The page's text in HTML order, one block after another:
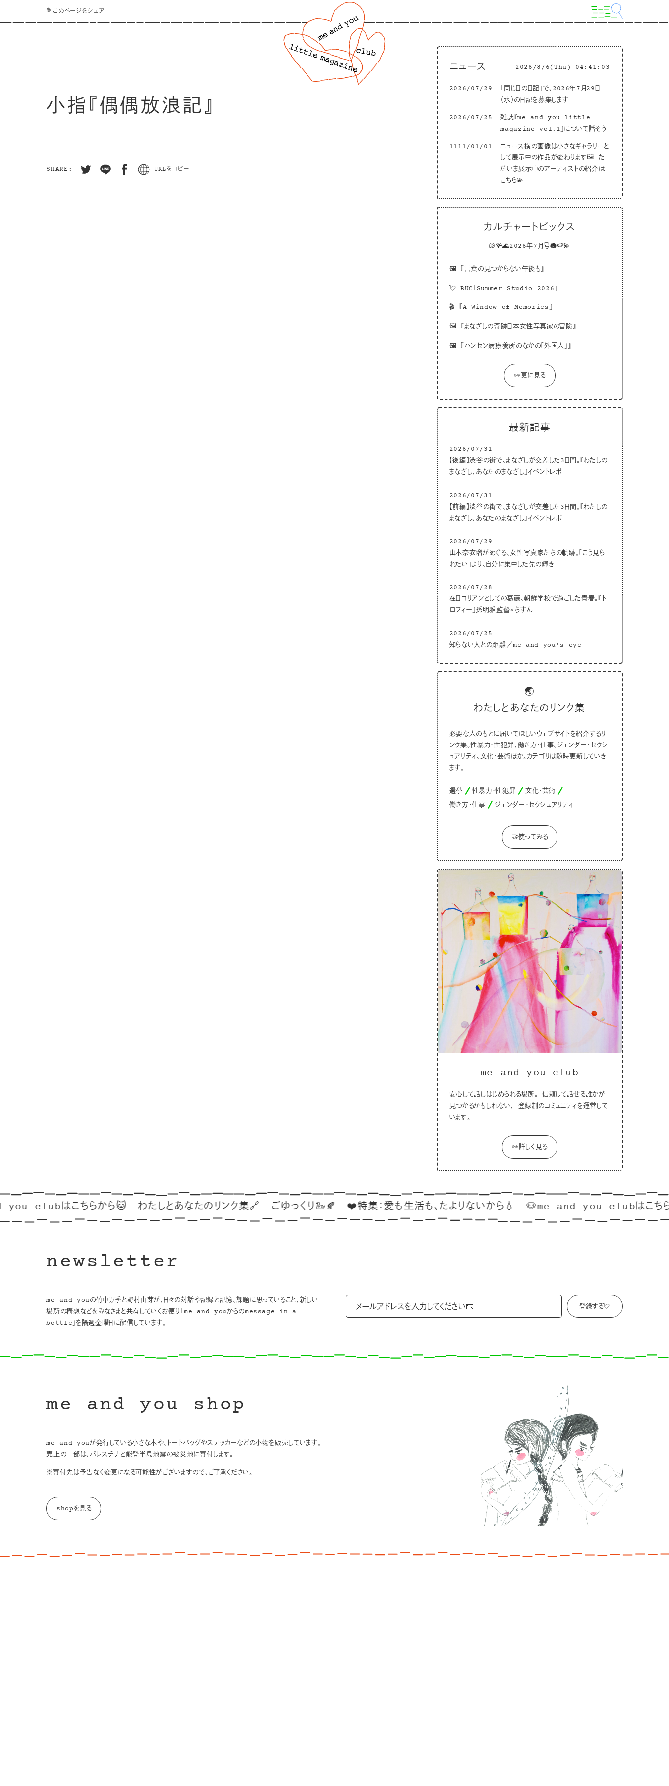
💐このページをシェア
小指『偶偶放浪記』
SHARE: URLをコピー
ニュース 2026/8/6(Thu) 04:41:04
2026/07/29
「同じ日の日記」で、2026年7月29日
（水）の日記を募集します
2026/07/25
雑誌『me and you little
magazine vol.1』について話そう
1111/01/01
ニュース横の画像は小さなギャラリーと
して展示中の作品が変わります🖼 た
だいま展示中のアーティストの紹介は
こちら💫
カルチャートピックス
🐚🪸🌊2026年7月号☁️🍉💫
🖼 『言葉の見つからない午後も』
💘 BUG「Summer Studio 2026」
🎬 『A Window of Memories』
🖼 『まなざしの奇跡日本女性写真家の冒険』
🖼 『ハンセン病療養所のなかの「外国人」』
👀更に見る
最新記事
2026/07/31
【後編】渋谷の街で、まなざしが交差した3日間。『わたしの
まなざし、あなたのまなざし』イベントレポ
2026/07/31
【前編】渋谷の街で、まなざしが交差した3日間。『わたしの
まなざし、あなたのまなざし』イベントレポ
2026/07/29
山本奈衣瑠がめぐる、女性写真家たちの軌跡。「こう見ら
れたい」より、自分に集中した先の輝き
2026/07/28
在日コリアンとしての葛藤、朝鮮学校で過ごした青春。『ト
ロフィー』孫明雅監督×ちすん
2026/07/25
知らない人との距離／me and you’s eye
🌏
わたしとあなたのリンク集
必要な人のもとに届いてほしいウェブサイトを紹介するリ
ンク集。性暴力・性犯罪、働き方・仕事、ジェンダー・セクシ
ュアリティ、文化・芸術ほか。カテゴリは随時更新していき
ます。
選挙 性暴力・性犯罪
文化・芸術
働き方・仕事
ジェンダー・セクシュアリティ
🤝使ってみる
me and you club
安心して話しはじめられる場所。 信頼して話せる誰かが
見つかるかもしれない、 登録制のコミュニティを運営して
います。
👀詳しく見る
はこちらから🐱 わたしとあなたのリンク集🔗 ごゆっくり🦢🍂 ❤️特集：愛も生活も、たよりないから💧 🐶me and you clubはこちらから🐱
newsletter
me and youの竹中万季と野村由芽が、日々の対話や記録と記憶、課題に思っていること、新しい
場所の構想などをみなさまと共有していくお便り「me and youからのmessage in a
bottle」を隔週金曜日に配信しています。
me and you shop
me and youが発行している小さな本や、トートバッグやステッカーなどの小物を販売しています。
売上の一部は、パレスチナと能登半島地震の被災地に寄付します。
※寄付先は予告なく変更になる可能性がございますので、ご了承ください。
shopを見る